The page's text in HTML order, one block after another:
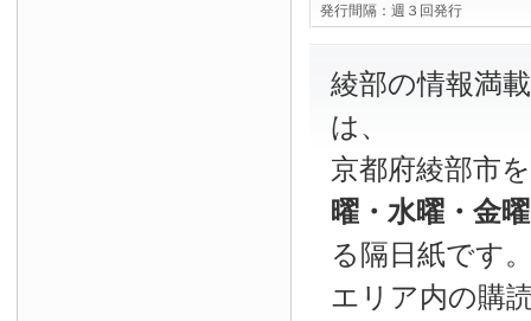
発行間隔： 週３回発行
綾部の情報
は、
京都府綾部市
曜・水曜・金
る隔日紙です
エリア内の購